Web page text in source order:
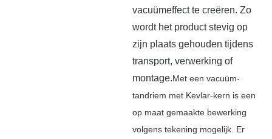
vacuümeffect te creëren. Zo
wordt het product stevig op
zijn plaats gehouden tijdens
transport, verwerking of
montage.Met een vacuüm-
tandriem met Kevlar-kern is een
op maat gemaakte bewerking
volgens tekening mogelijk. Er